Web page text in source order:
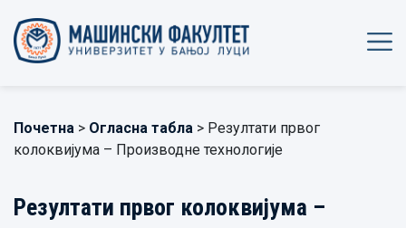
Почетна > Огласна табла > Резултати првог
колоквијума – Производне технологије
Резултати првог колоквијума –